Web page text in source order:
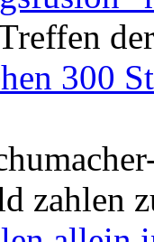
300
zahlen